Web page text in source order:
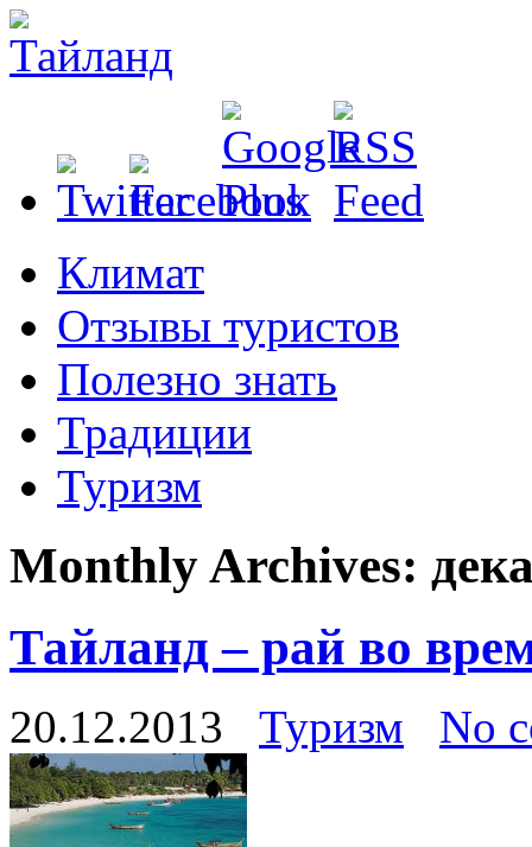
Климат
Отзывы туристов
Полезно знать
Традиции
Туризм
Monthly Archives:
Тайланд – рай во
20.12.2013 Туризм No